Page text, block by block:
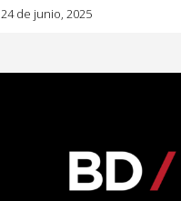
24 de junio, 2025